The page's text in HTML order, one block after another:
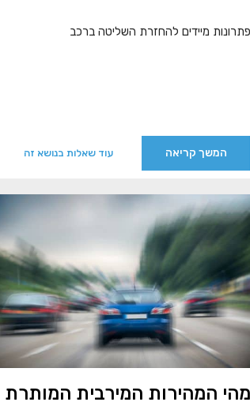
פתרונות מיידים להחזרת השליטה ברכב
המשך קריאה עוד שאלות בנושא זה
מהי המהירות המירבית המותרת